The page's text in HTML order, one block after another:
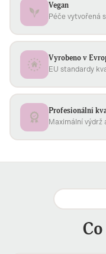
Vegan
Péče vytvořená
Vyrobeno v
EU standardy
Profesionální
Maximální